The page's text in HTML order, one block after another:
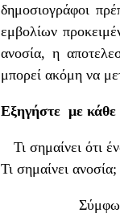
δημοσιογράφοι
εμβολίων
ανοσία, η
μπορεί ακόμη να
Εξηγήστε με κάθε
Τι σημαίνει ότι
Τι σημαίνει
Σύμφωνα με